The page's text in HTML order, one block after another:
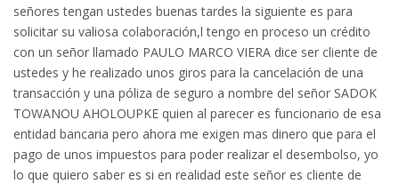
señores tengan ustedes buenas tardes la siguiente es para
solicitar su valiosa colaboración,l tengo en proceso un crédito
con un señor llamado PAULO MARCO VIERA dice ser cliente de
ustedes y he realizado unos giros para la cancelación de una
transacción y una póliza de seguro a nombre del señor SADOK
TOWANOU AHOLOUPKE quien al parecer es funcionario de esa
entidad bancaria pero ahora me exigen mas dinero que para el
pago de unos impuestos para poder realizar el desembolso, yo
lo que quiero saber es si en realidad este señor es cliente de